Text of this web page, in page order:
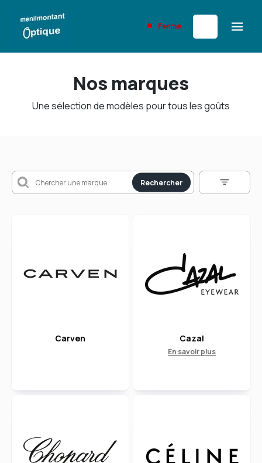
Fermé
Nos marques
Une sélection de modèles pour tous les goûts
Rechercher
Carven Cazal
En savoir plus